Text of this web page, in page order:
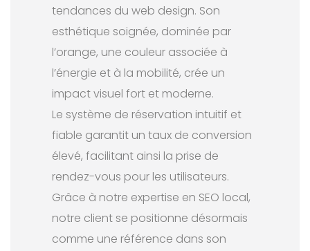
tendances du web design. Son
esthétique soignée, dominée par
l’orange, une couleur associée à
l’énergie et à la mobilité, crée un
impact visuel fort et moderne.
Le système de réservation intuitif et
fiable garantit un taux de conversion
élevé, facilitant ainsi la prise de
rendez-vous pour les utilisateurs.
Grâce à notre expertise en SEO local,
notre client se positionne désormais
comme une référence dans son